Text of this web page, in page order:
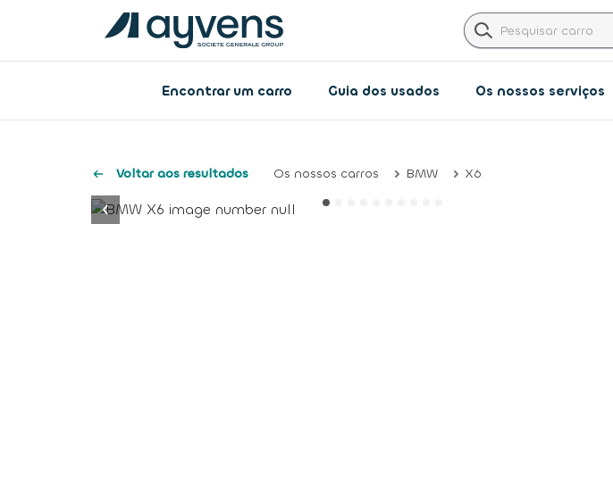
Encontrar um carro Guia dos usados Os nossos serviços
Voltar aos resultados Os nossos carros BMW X6
button.previous